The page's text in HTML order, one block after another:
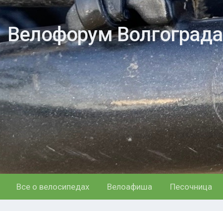
Велофорум Волгограда
Все о велосипедах Велоафиша Песочница